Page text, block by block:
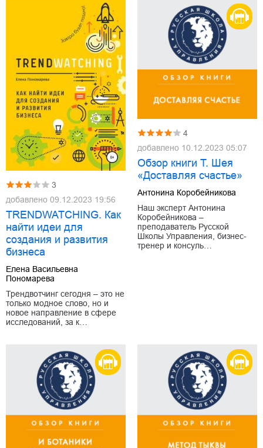
3
добавлено 09.12.2023 19:56
TRENDWATCHING. Как
найти идеи для
создания и развития
бизнеса
Елена Васильевна
Пономарева
Трендвотчинг сегодня – это не
только модное слово, но и
новое направление в сфере
исследований, за к…
4
добавлено 10.12.2023 05:07
Обзор книги Т. Шея
«Доставляя счастье»
Антонина Коробейникова
Наш эксперт Антонина
Коробейникова –
преподаватель Русской
Школы Управления, бизнес-
тренер и консуль…